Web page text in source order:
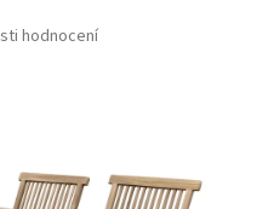
je 0,0 z 5 hvězdiček.
hodnocení